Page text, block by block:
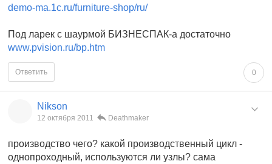
demo-ma.1c.ru/furniture-shop/ru/
Под ларек с шаурмой БИЗНЕСПАК-а достаточно
www.pvision.ru/bp.htm
0
Ответить
Nikson
12 октября 2011 Deathmaker
производство чего? какой производственный цикл -
однопроходный, используются ли узлы? сама